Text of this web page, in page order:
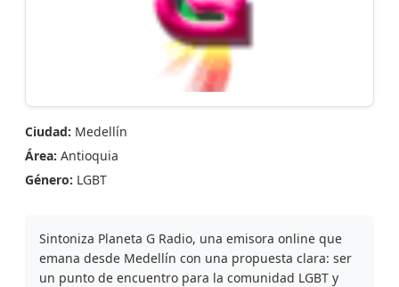
Ciudad: Medellín
Área: Antioquia
Género: LGBT
Sintoniza Planeta G Radio, una emisora online que
emana desde Medellín con una propuesta clara: ser
un punto de encuentro para la comunidad LGBT y